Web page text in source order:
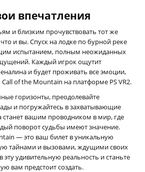
впечатления
и близким прочувствовать тот же
и вы. Спуск на лодке по бурной реке
испытанием, полным неожиданных
Каждый игрок ощутит
и будет проживать все эмоции,
of the Mountain на платформе PS VR2.
горизонты, преодолевайте
и погружайтесь в захватывающие
станет вашим проводником в мир, где
поворот судьбы имеют значение.
— это ваш билет в уникальную
тайнами и вызовами, ждущими своих
эту удивительную реальность и станьте
вам предстоит создать.